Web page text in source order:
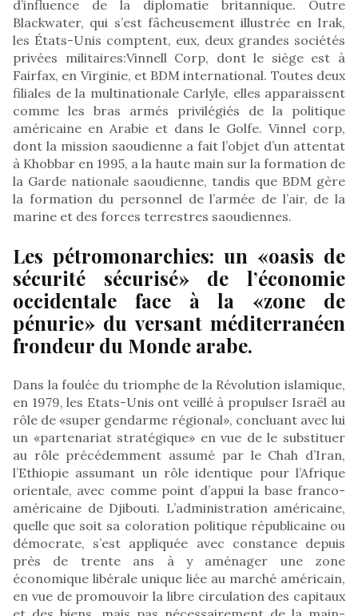
d’influence de la diplomatie britannique. Outre
Blackwater, qui s’est fâcheusement illustrée en Irak,
les États-Unis comptent, eux, deux grandes sociétés
privées militaires:Vinnell Corp, dont le siège est à
Fairfax, en Virginie, et BDM international. Toutes deux
filiales de la multinationale Carlyle, elles apparaissent
comme les bras armés privilégiés de la politique
américaine en Arabie et dans le Golfe. Vinnel corp,
dont la mission saoudienne a fait l’objet d’un attentat
à Khobbar en 1995, a la haute main sur la formation de
la Garde nationale saoudienne, tandis que BDM gère
la formation du personnel de l’armée de l’air, de la
marine et des forces terrestres saoudiennes.
Les pétromonarchies: un «oasis de
sécurité sécurisé» de l’économie
occidentale face à la «zone de
pénurie» du versant méditerranéen
frondeur du Monde arabe.
Dans la foulée du triomphe de la Révolution islamique,
en 1979, les Etats-Unis ont veillé à propulser Israël au
rôle de «super gendarme régional», concluant avec lui
un «partenariat stratégique» en vue de le substituer
au rôle précédemment assumé par le Chah d’Iran,
l’Ethiopie assumant un rôle identique pour l’Afrique
orientale, avec comme point d’appui la base franco-
américaine de Djibouti. L’administration américaine,
quelle que soit sa coloration politique républicaine ou
démocrate, s’est appliquée avec constance depuis
près de trente ans à y aménager une zone
économique libérale unique liée au marché américain,
en vue de promouvoir la libre circulation des capitaux